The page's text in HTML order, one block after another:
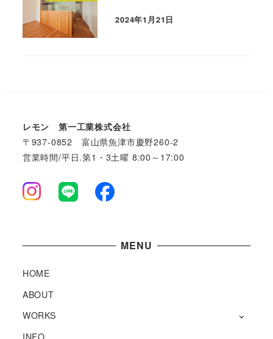
2024年1月21日
レモン 第一工業株式会社
〒937-0852 富山県魚津市慶野260-2
営業時間/平日.第1・3土曜 8:00～17:00
MENU
HOME
ABOUT
WORKS
INFO